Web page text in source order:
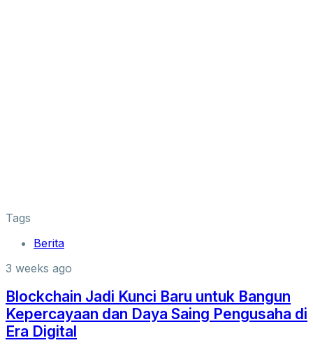
Tags
Berita
3 weeks ago
Blockchain Jadi Kunci Baru untuk Bangun
Kepercayaan dan Daya Saing Pengusaha di
Era Digital